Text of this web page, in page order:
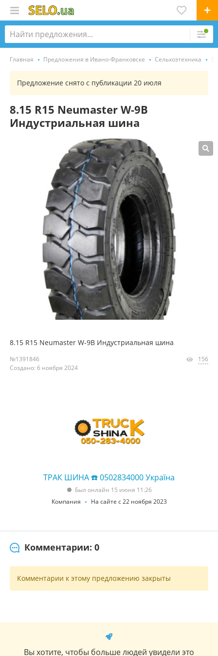
Главная Предложения в Ивано-Франковске Сельхозтехника
Предложение снято с публикации 20 июля
8.15 R15 Neumaster W-9B
Индустриальная шина
8.15 R15 Neumaster W-9B Индустриальная шина
№1391846
Создано: 6 ноября 2024
156
ТРАК ШИНА ☎️ 0502834000 Україна
Был онлайн 15 июня 11:26
Компания
На сайте с 22 ноября 2023
Комментарии: 0
Комментарии к этому предложению закрыты
Вы хотите, чтобы больше людей увидели это